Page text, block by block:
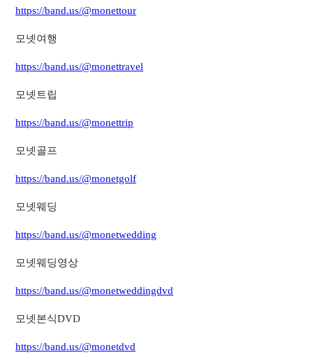
https://band.us/@monettour
모넷여행
https://band.us/@monettravel
모넷트립
https://band.us/@monettrip
모넷골프
https://band.us/@monetgolf
모넷웨딩
https://band.us/@monetwedding
모넷웨딩영상
https://band.us/@monetweddingdvd
모넷본식DVD
https://band.us/@monetdvd